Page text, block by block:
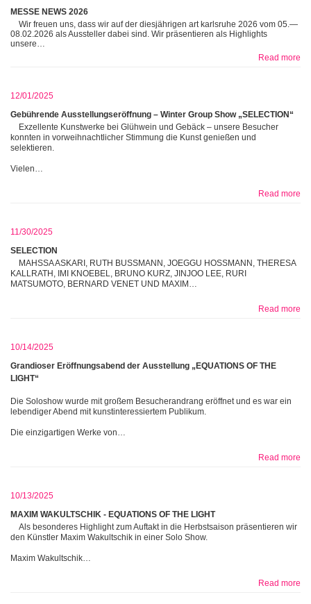
MESSE NEWS 2026
Wir freuen uns, dass wir auf der diesjährigen art karlsruhe 2026 vom 05.—
08.02.2026 als Aussteller dabei sind. Wir präsentieren als Highlights
unsere…
Read more
12/01/2025
Gebührende Ausstellungseröffnung – Winter Group Show „SELECTION“
Exzellente Kunstwerke bei Glühwein und Gebäck – unsere Besucher
konnten in vorweihnachtlicher Stimmung die Kunst genießen und
selektieren.
Vielen…
Read more
11/30/2025
SELECTION
MAHSSA ASKARI, RUTH BUSSMANN, JOEGGU HOSSMANN, THERESA
KALLRATH, IMI KNOEBEL, BRUNO KURZ, JINJOO LEE, RURI
MATSUMOTO, BERNARD VENET UND MAXIM…
Read more
10/14/2025
Grandioser Eröffnungsabend der Ausstellung „EQUATIONS OF THE
LIGHT“
Die Soloshow wurde mit großem Besucherandrang eröffnet und es war ein
lebendiger Abend mit kunstinteressiertem Publikum.
Die einzigartigen Werke von…
Read more
10/13/2025
MAXIM WAKULTSCHIK - EQUATIONS OF THE LIGHT
Als besonderes Highlight zum Auftakt in die Herbstsaison präsentieren wir
den Künstler Maxim Wakultschik in einer Solo Show.
Maxim Wakultschik…
Read more